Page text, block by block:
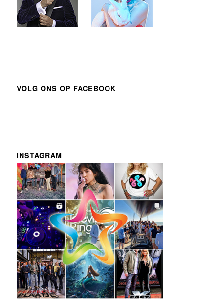
VOLG ONS OP FACEBOOK
INSTAGRAM